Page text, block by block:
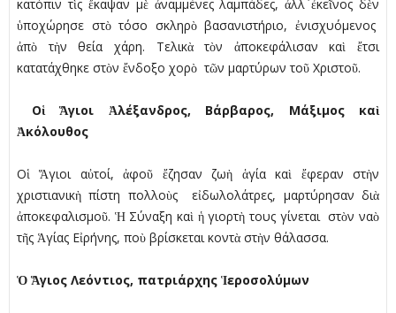
κατόπιν τὶς ἔκαψαν µὲ ἀναµµένες λαµπάδες, ἀλλ΄ ἐκεῖνος δὲν
ὑποχώρησε στὸ τόσο σκληρὸ βασανιστήριο, ἐνισχυόµενος
ἀπὸ τὴν θεία χάρη. Τελικὰ τὸν ἀποκεφάλισαν καὶ ἔτσι
κατατάχθηκε στὸν ἔνδοξο χορὸ τῶν µαρτύρων τοῦ Χριστοῦ.
Οἱ Ἅγιοι Ἀλέξανδρος, Βάρβαρος, Μάξιµος καὶ
Ἀκόλουθος
Οἱ Ἅγιοι αὐτοί, ἀφοῦ ἔζησαν ζωὴ ἁγία καὶ ἔφεραν στὴν
χριστιανικὴ πίστη πολλοὺς εἰδωλολάτρες, µαρτύρησαν διὰ
ἀποκεφαλισµοῦ. Ἡ Σύναξη καὶ ἡ γιορτὴ τους γίνεται στὸν ναὸ
τῆς Ἁγίας Εἰρήνης, ποὺ βρίσκεται κοντὰ στὴν θάλασσα.
Ὁ Ἅγιος Λεόντιος, πατριάρχης Ἱεροσολύµων